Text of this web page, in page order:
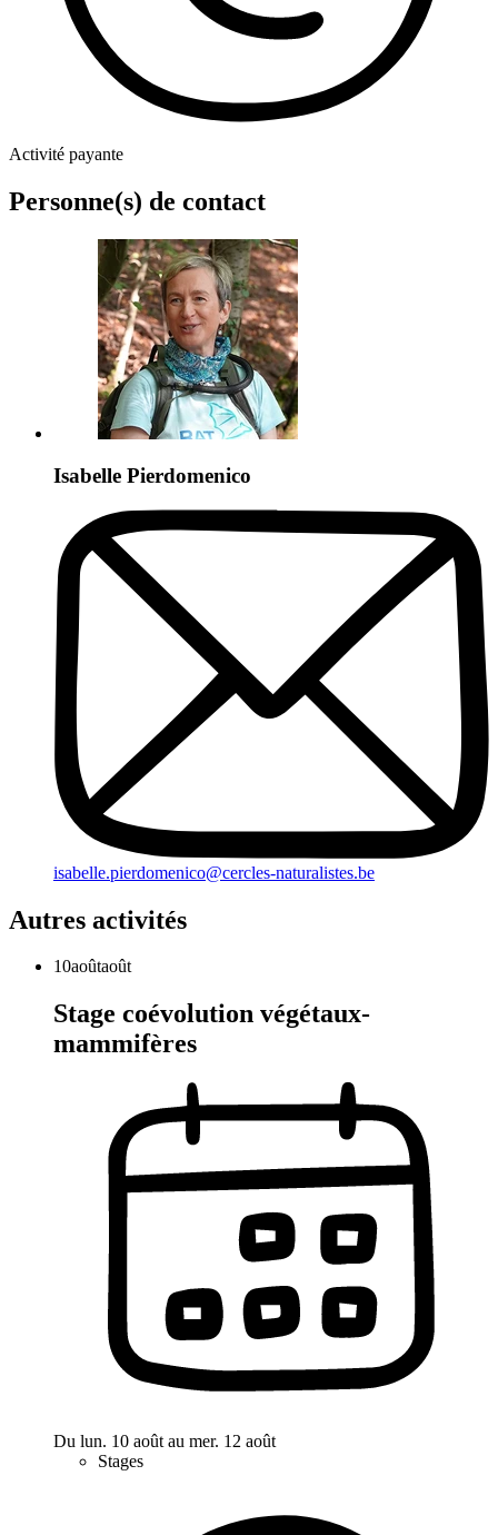
Activité payante
Personne(s) de contact
Isabelle Pierdomenico
isabelle.pierdomenico@cercles-naturalistes.be
Autres activités
10aoûtaoût
Stage coévolution végétaux-
mammifères
Du lun. 10 août au mer. 12 août
Stages